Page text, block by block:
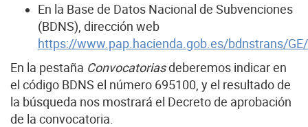
En la Base de Datos Nacional de Subvenciones
(BDNS), dirección web
https://www.pap.hacienda.gob.es/bdnstrans/
En la pestaña Convocatoriasdeberemos indicar en
el código BDNS el número 695100, y el resultado de
la búsqueda nos mostrará el Decreto de aprobación
de la convocatoria.